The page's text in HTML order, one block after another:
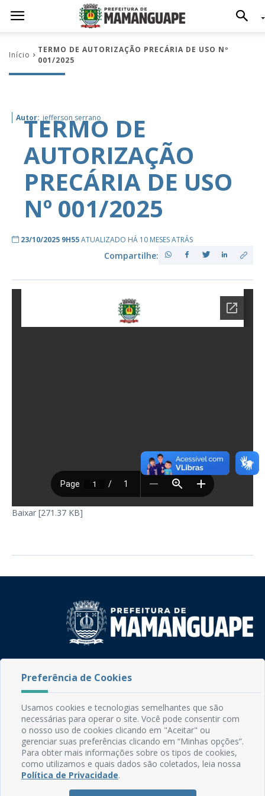
Início
TERMO DE AUTORIZAÇÃO PRECÁRIA DE USO Nº
001/2025
Autor: jefferson serrano
TERMO DE
AUTORIZAÇÃO
PRECÁRIA DE USO
Nº 001/2025
23/10/2025 9H55ATUALIZADO HÁ 10 MESES ATRÁS
Compartilhe:
Baixar [271.37 KB]
CEP: 58.280-000 - Mamanguape/PB
Expediente: Segunda à Sexta, das 08h às 13h
Mapa do Site
Perguntas frequentes
Manual de Navegação
Preferência de Cookies
Usamos cookies e tecnologias semelhantes que são
necessárias para operar o site. Você pode consentir com
o nosso uso de cookies clicando em "Aceitar" ou
gerenciar suas preferências clicando em “Minhas opções”.
Para obter mais informações sobre os tipos de cookies,
como utilizamos e quais dados são coletados, leia nossa
Política de Privacidade.